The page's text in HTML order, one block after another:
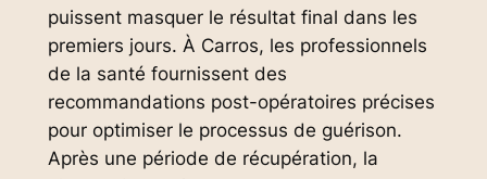
puissent masquer le résultat final dans les
premiers jours. À Carros, les professionnels
de la santé fournissent des
recommandations post-opératoires précises
pour optimiser le processus de guérison.
Après une période de récupération, la